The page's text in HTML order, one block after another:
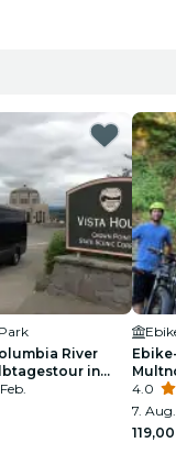
River
in
4.0
7.